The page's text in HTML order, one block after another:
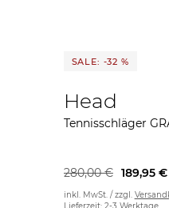
SALE: -32 %
Head
Tennisschläger
189,95 €
280,00 €
inkl. MwSt. / zzgl.